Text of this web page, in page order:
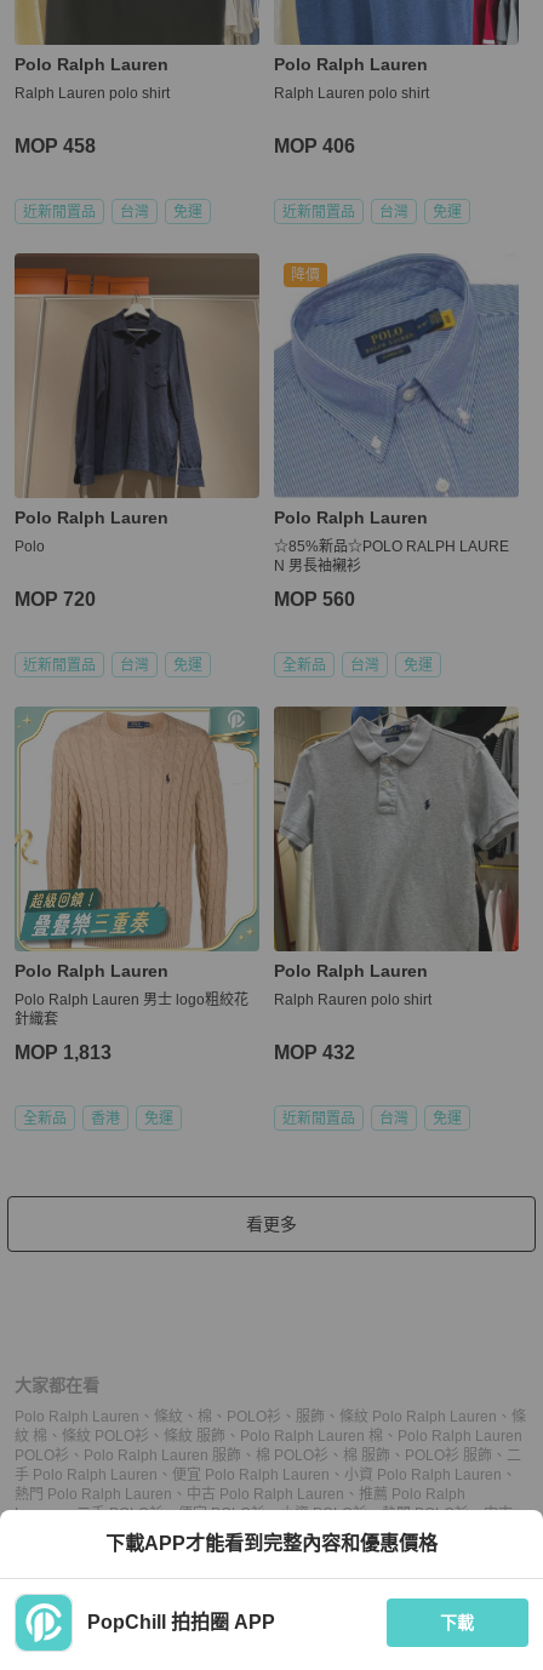
Polo Ralph Lauren
Ralph Lauren polo shirt
MOP 458
近新閒置品 台灣 免運
Polo Ralph Lauren
Ralph Lauren polo shirt
MOP 406
近新閒置品 台灣 免運
Polo Ralph Lauren
Polo
MOP 720
近新閒置品 台灣 免運
降價
Polo Ralph Lauren
☆85%新品☆POLO RALPH LAURE
N 男長袖襯衫
MOP 560
全新品 台灣 免運
Polo Ralph Lauren
Polo Ralph Lauren 男士 logo粗絞花
針織套
MOP 1,813
全新品 香港 免運
Polo Ralph Lauren
Ralph Rauren polo shirt
MOP 432
近新閒置品 台灣 免運
看更多
大家都在看
Polo Ralph Lauren 、 條紋 、 棉 、 POLO衫 、 服飾 、 條紋 Polo Ralph Lauren 、 條
紋 棉 、 條紋 POLO衫 、 條紋 服飾 、 Polo Ralph Lauren 棉 、 Polo Ralph Lauren
POLO衫 、 Polo Ralph Lauren 服飾 、 棉 POLO衫 、 棉 服飾 、 POLO衫 服飾 、 二
手 Polo Ralph Lauren 、 便宜 Polo Ralph Lauren 、 小資 Polo Ralph Lauren 、
熱門 Polo Ralph Lauren 、 中古 Polo Ralph Lauren 、 推薦 Polo Ralph
Lauren、二手 POLO衫、便宜 POLO衫、小資 POLO衫、熱門 POLO衫、中古
推薦 POLO衫 、 二手 服飾、便宜 服飾、小資 服飾、熱門 服飾
推薦 服飾下載APP才能看到完整內容和優惠價格
PopChill 拍拍圈 APP 下載